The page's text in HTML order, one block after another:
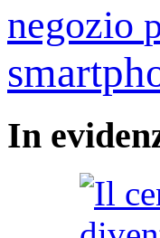
negozio
In